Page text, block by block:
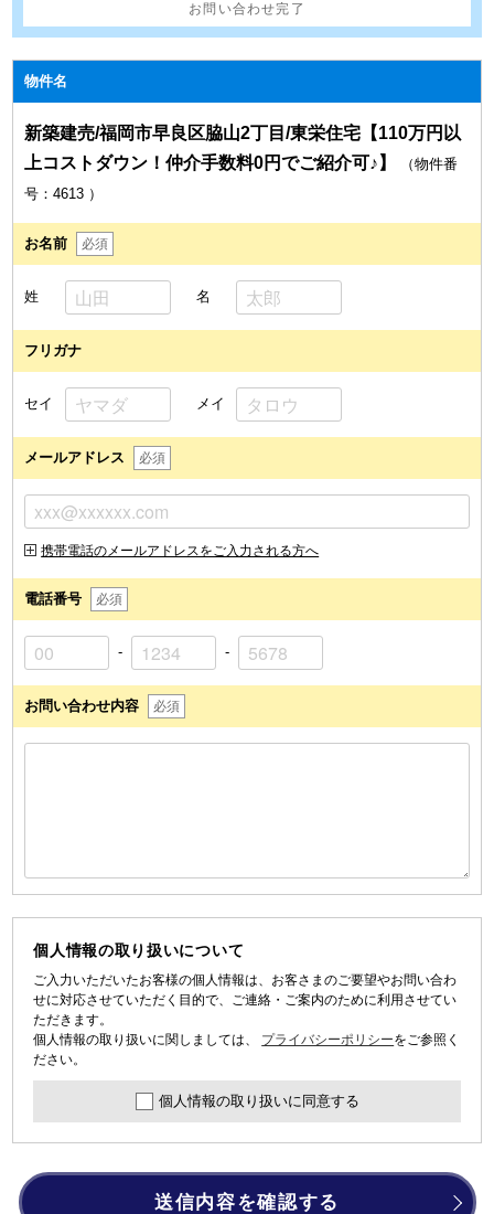
お問い合わせ完了
物件名
新築建売/福岡市早良区脇山2丁目/東栄住宅【110万円以
上コストダウン！仲介手数料0円でご紹介可♪】
（物件番
号：4613 ）
お名前 必須
姓 名
フリガナ
セイ メイ
メールアドレス 必須
携帯電話のメールアドレスをご入力される方へ
電話番号 必須
- -
お問い合わせ内容 必須
個人情報の取り扱いについて
ご入力いただいたお客様の個人情報は、お客さまのご要望やお問い合わ
せに対応させていただく目的で、ご連絡・ご案内のために利用させてい
ただきます。
個人情報の取り扱いに関しましては、 プライバシーポリシーをご参照く
ださい。
個人情報の取り扱いに同意する
送信内容を確認する